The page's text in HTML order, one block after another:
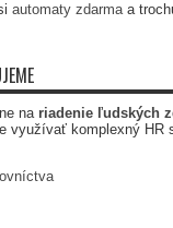
automaty zdarmaa
na riadenie ľudských
využívať komplexný HR